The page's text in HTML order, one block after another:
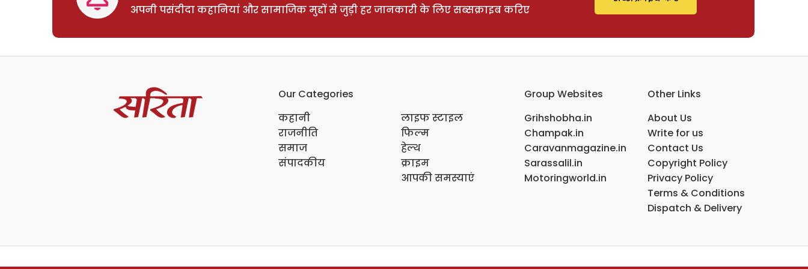
अपनी पसंदीदा कहानियां और सामाजिक मुद्दों से जुड़ी हर जानकारी के लिए सब्सक्राइब करिए
Our Categories
कहानी
राजनीति
समाज
संपादकीय
लाइफ स्टाइल
फिल्म
हेल्थ
क्राइम
आपकी समस्याएं
Group Websites
Grihshobha.in
Champak.in
Caravanmagazine.in
Sarassalil.in
Motoringworld.in
Other Links
About Us
Write for us
Contact Us
Copyright Policy
Privacy Policy
Terms & Conditions
Dispatch & Delivery